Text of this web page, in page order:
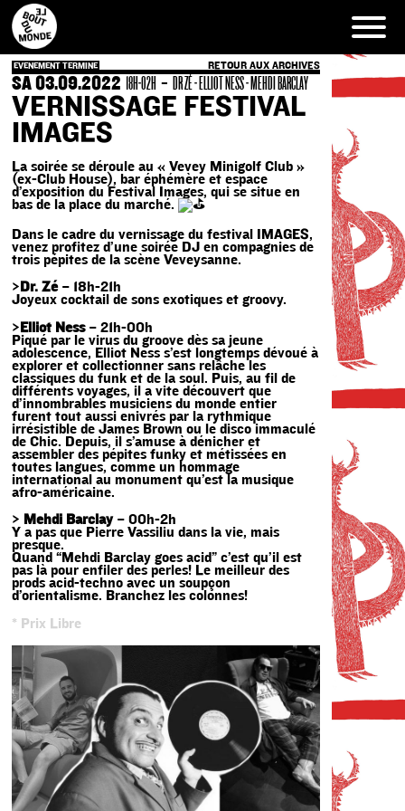
Skip
content
EVENEMENT TERMINE RETOUR AUX ARCHIVES
SA 03.09.2022 18H-02H -DR ZÉ - ELLIOT NESS - MEHDI BARCLAY
VERNISSAGE FESTIVAL
IMAGES
La soirée se déroule au « Vevey Minigolf Club »
(ex-Club House), bar éphémère et espace
d’exposition du Festival Images, qui se situe en
bas de la place du marché.
Dans le cadre du vernissage du festival IMAGES,
venez profitez d’une soirée DJ en compagnies de
trois pépites de la scène Veveysanne.
>Dr. Zé– 18h-21h
Joyeux cocktail de sons exotiques et groovy.
>Elliot Ness– 21h-00h
Piqué par le virus du groove dès sa jeune
adolescence, Elliot Ness s’est longtemps dévoué à
explorer et collectionner sans relâche les
classiques du funk et de la soul. Puis, au fil de
différents voyages, il a vite découvert que
d’innombrables musiciens du monde entier
furent tout aussi enivrés par la rythmique
irrésistible de James Brown ou le disco immaculé
de Chic. Depuis, il s’amuse à dénicher et
assembler des pépites funky et métissées en
toutes langues, comme un hommage
international au monument qu’est la musique
afro-américaine.
> Mehdi Barclay– 00h-2h
Y a pas que Pierre Vassiliu dans la vie, mais
presque.
Quand “Mehdi Barclay goes acid” c’est qu’il est
pas là pour enfiler des perles! Le meilleur des
prods acid-techno avec un soupçon
d’orientalisme. Branchez les colonnes!
* Prix Libre